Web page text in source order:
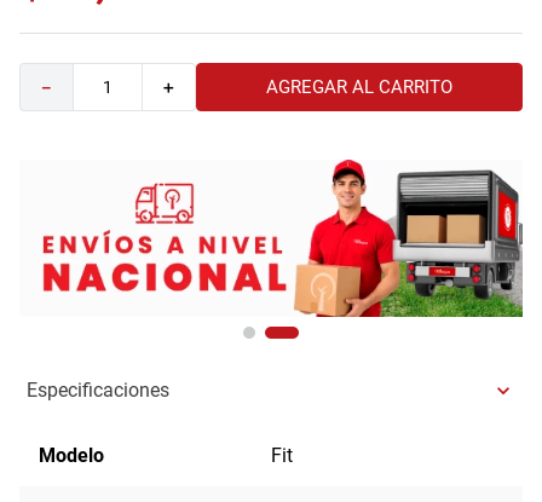
＋
－ AGREGAR AL CARRITO
Especificaciones
Modelo Fit